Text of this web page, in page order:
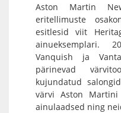
Aston Martin
eritellimuste
esitlesid viit
ainueksemplari.
Vanquish ja
pärinevad
kujundatud
värvi Aston
ainulaadsed ning